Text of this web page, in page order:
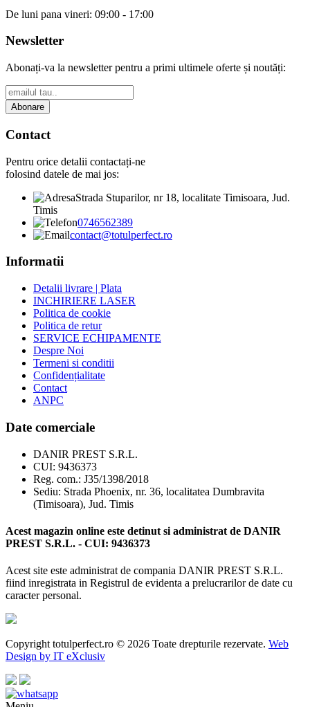
De luni pana vineri: 09:00 - 17:00
Newsletter
Abonați-va la newsletter pentru a primi ultimele oferte și noutăți:
Abonare
Contact
Pentru orice detalii contactați-ne
folosind datele de mai jos:
Strada Stuparilor, nr 18, localitate Timisoara, Jud.
Timis
0746562389
contact@totulperfect.ro
Informatii
Detalii livrare | Plata
INCHIRIERE LASER
Politica de cookie
Politica de retur
SERVICE ECHIPAMENTE
Despre Noi
Termeni si conditii
Confidențialitate
Contact
ANPC
Date comerciale
DANIR PREST S.R.L.
CUI: 9436373
Reg. com.: J35/1398/2018
Sediu: Strada Phoenix, nr. 36, localitatea Dumbravita
(Timisoara), Jud. Timis
Acest magazin online este detinut si administrat de DANIR
PREST S.R.L. - CUI: 9436373
Acest site este administrat de compania DANIR PREST S.R.L.
fiind inregistrata in Registrul de evidenta a prelucrarilor de date cu
caracter personal.
Copyright totulperfect.ro © 2026 Toate drepturile rezervate. Web
Design by IT eXclusiv